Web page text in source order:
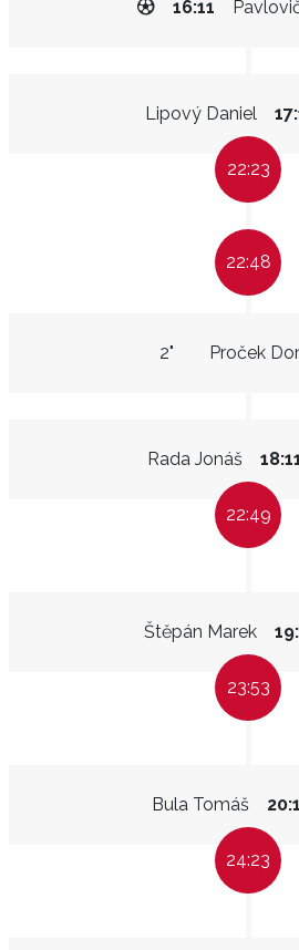
16:11
Lipový Daniel
22:23
22:48
Proček
2"
Rada Jonáš
22:49
Štěpán Marek
23:53
Bula Tomáš
24:23